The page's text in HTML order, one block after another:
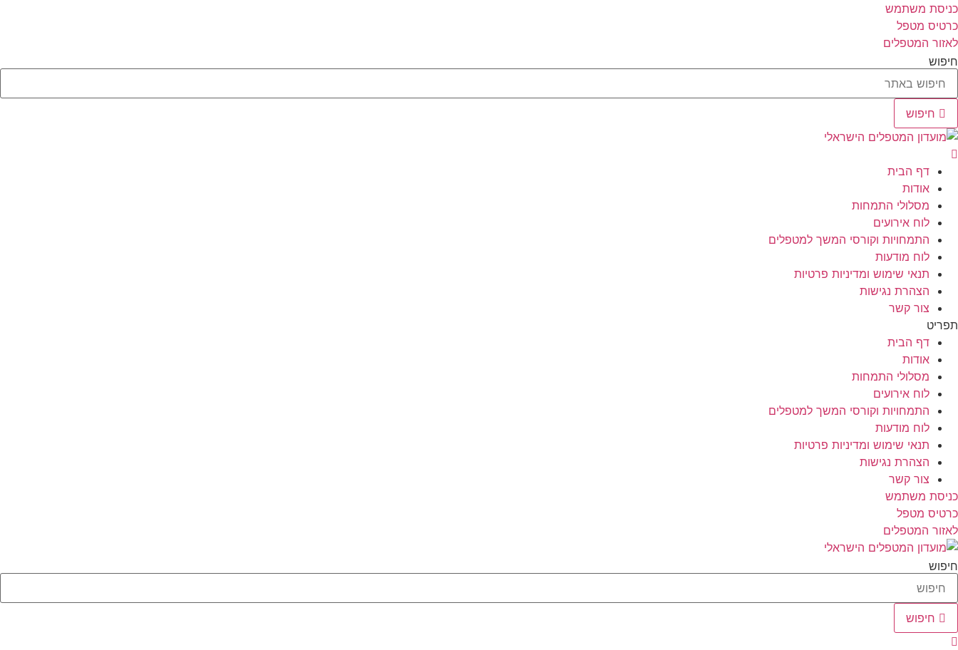
דלג
לתוכן
כניסת משתמש
כרטיס מטפל
לאזור המטפלים
חיפוש
חיפוש
דף הבית
אודות
מסלולי התמחות
לוח אירועים
התמחויות וקורסי המשך למטפלים
לוח מודעות
תנאי שימוש ומדיניות פרטיות
הצהרת נגישות
צור קשר
תפריט
דף הבית
אודות
מסלולי התמחות
לוח אירועים
התמחויות וקורסי המשך למטפלים
לוח מודעות
תנאי שימוש ומדיניות פרטיות
הצהרת נגישות
צור קשר
כניסת משתמש
כרטיס מטפל
לאזור המטפלים
חיפוש
חיפוש